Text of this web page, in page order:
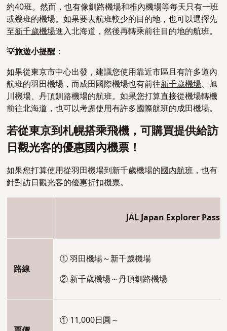
約40班。然而，也有像釧路機場和稚內機場等每天只有一班
或幾班的機場。如果要去航班較少的目的地，也可以選擇先
至新千歲機場進入北海道，然後再轉乘前往目的地的航班。
💡旅遊小提醒：
如果從東京市中心出發，建議您使用靠近市區且有許多道內
航班的羽田機場，而成田國際機場也有前往新千歲機場、旭
川機場、丹頂釧路機場的航班。如果您打算直接從機場轉機
前往北海道，也可以考慮使用有許多國際航班的成田機場。
若從東京到札幌搭乘飛機，可購買提供給訪
日觀光客的優惠國內機票！
如果您打算使用從羽田機場到新千歲機場的國內航班，也有
針對訪日觀光客的優惠折扣機票。
JAL Japan Explorer Pass
路線
① 羽田機場～新千歲機場
② 新千歲機場～丹頂釧路機場
① 11,000日圓～